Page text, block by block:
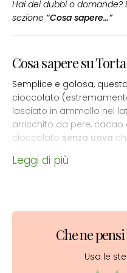
Hai dei dubbi o domande?
sezione “Cosa sapere…”
Cosa sapere su
Semplice e golosa,
cioccolato
lasciato in ammollo nel
arricchito da pere, cacao
cioccolato senza uova
ripieno morbido e umido
Torta di pane
La torta di pane è un
Veniva preparata in
Leggi di più
Che ne
Usa le